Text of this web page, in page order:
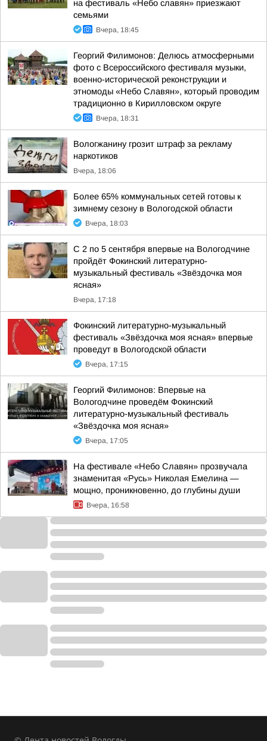
на фестиваль «Небо славян» приезжают
семьями
Вчера, 18:45
Георгий Филимонов: Делюсь атмосферными
фото с Всероссийского фестиваля музыки,
военно-исторической реконструкции и
этномоды «Небо Славян», который проводим
традиционно в Кирилловском округе
Вчера, 18:31
Вологжанину грозит штраф за рекламу
наркотиков
Вчера, 18:06
Более 65% коммунальных сетей готовы к
зимнему сезону в Вологодской области
Вчера, 18:03
С 2 по 5 сентября впервые на Вологодчине
пройдёт Фокинский литературно-
музыкальный фестиваль «Звёздочка моя
ясная»
Вчера, 17:18
Фокинский литературно-музыкальный
фестиваль «Звёздочка моя ясная» впервые
проведут в Вологодской области
Вчера, 17:15
Георгий Филимонов: Впервые на
Вологодчине проведём Фокинский
литературно-музыкальный фестиваль
«Звёздочка моя ясная»
Вчера, 17:05
На фестивале «Небо Славян» прозвучала
знаменитая «Русь» Николая Емелина —
мощно, проникновенно, до глубины души
Вчера, 16:58